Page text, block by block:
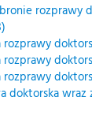
rozprawy
rozprawy
rozprawy
rozprawy
doktorska